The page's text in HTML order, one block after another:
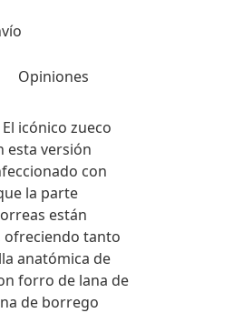
Opiniones
icónico zueco
esta versión
con
la parte
están
ofreciendo tanto
anatómica de
forro de lana de
de borrego